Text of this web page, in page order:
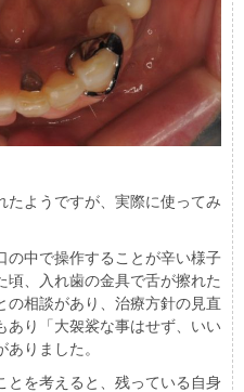
たようですが、実際に使ってみ
の中で操作することが辛い様子
頃、入れ歯の金具で舌が擦れた
の相談があり、治療方針の見直
あり「大袈裟な事はせず、いい
りました。
を考えると、残っている自身